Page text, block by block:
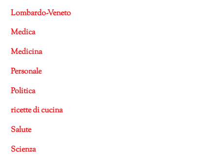
Lombardo-Veneto
Medica
Medicina
Personale
Politica
ricette di cucina
Salute
Scienza